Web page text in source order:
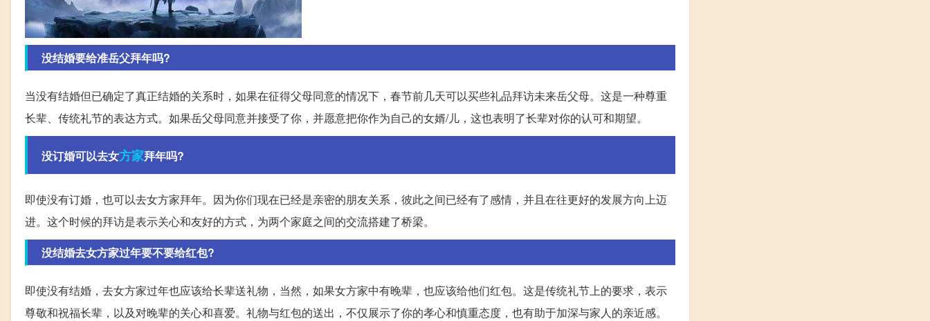
没结婚要给准岳父拜年吗?
当没有结婚但已确定了真正结婚的关系时，如果在征得父母同意的情况下，春节前几天可以买些礼品拜访未来岳父母。这是一种尊重
长辈、传统礼节的表达方式。如果岳父母同意并接受了你，并愿意把你作为自己的女婿/儿，这也表明了长辈对你的认可和期望。
没订婚可以去女方家拜年吗?
即使没有订婚，也可以去女方家拜年。因为你们现在已经是亲密的朋友关系，彼此之间已经有了感情，并且在往更好的发展方向上迈
进。这个时候的拜访是表示关心和友好的方式，为两个家庭之间的交流搭建了桥梁。
没结婚去女方家过年要不要给红包?
即使没有结婚，去女方家过年也应该给长辈送礼物，当然，如果女方家中有晚辈，也应该给他们红包。这是传统礼节上的要求，表示
尊敬和祝福长辈，以及对晚辈的关心和喜爱。礼物与红包的送出，不仅展示了你的孝心和慎重态度，也有助于加深与家人的亲近感。